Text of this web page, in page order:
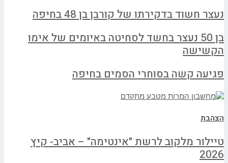
נעצר חשוד בדקירתו של קורבן בן 48 בחיפה
בן 50 נעצר בחשד לסחיטה באיומים של אימו
הקשישה
פגיעה קשה בסוחרי הסמים בחיפה
הצהבת
טיילור מלקוב לרשת "אינטימה" – אביב- קיץ
2026